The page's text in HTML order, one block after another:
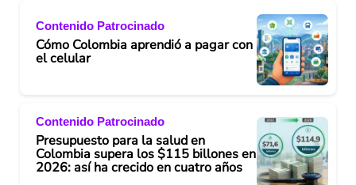
Contenido Patrocinado
Cómo Colombia aprendió a pagar con
el celular
Contenido Patrocinado
Presupuesto para la salud en
Colombia supera los $115 billones en
2026: así ha crecido en cuatro años